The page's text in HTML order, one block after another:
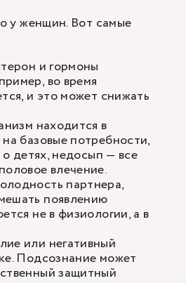
у женщин. Вот самые
и гормоны
во время
и это может снижать
находится в
базовые потребности,
детях, недосып — все
влечение.
партнера,
появлению
не в физиологии, а в
или негативный
Подсознание может
защитный